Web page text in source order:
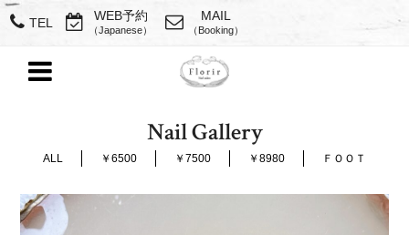
TEL WEB予約
（Japanese）
MAIL
（Booking）
Nail Gallery
ALL ￥6500 ￥7500 ￥8980 ＦＯＯＴ